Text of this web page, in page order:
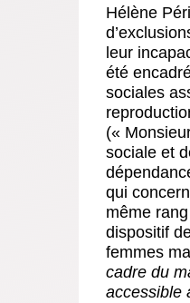
Hélène
leur
été
sociales
(«
sociale et
qui
même
dispositif
femmes
cadre du
accessible